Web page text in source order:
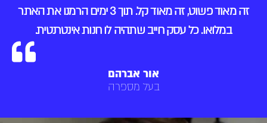
זה מאוד פשוט, זה מאוד קל. תוך 3 ימים הרמנו את האתר
במלואו. כל עסק חייב שתהיה לו חנות אינטרנטית.
אור אברהם
בעל מספרה